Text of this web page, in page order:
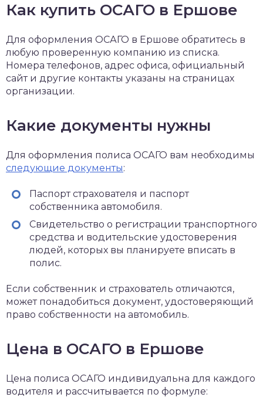
Как купить ОСАГО в Ершове
Для оформления ОСАГО в Ершове обратитесь в
любую проверенную компанию из списка.
Номера телефонов, адрес офиса, официальный
сайт и другие контакты указаны на страницах
организации.
Какие документы нужны
Для оформления полиса ОСАГО вам необходимы
следующие документы:
Паспорт страхователя и паспорт
собственника автомобиля.
Свидетельство о регистрации транспортного
средства и водительские удостоверения
людей, которых вы планируете вписать в
полис.
Если собственник и страхователь отличаются,
может понадобиться документ, удостоверяющий
право собственности на автомобиль.
Цена в ОСАГО в Ершове
Цена полиса ОСАГО индивидуальна для каждого
водителя и рассчитывается по формуле: